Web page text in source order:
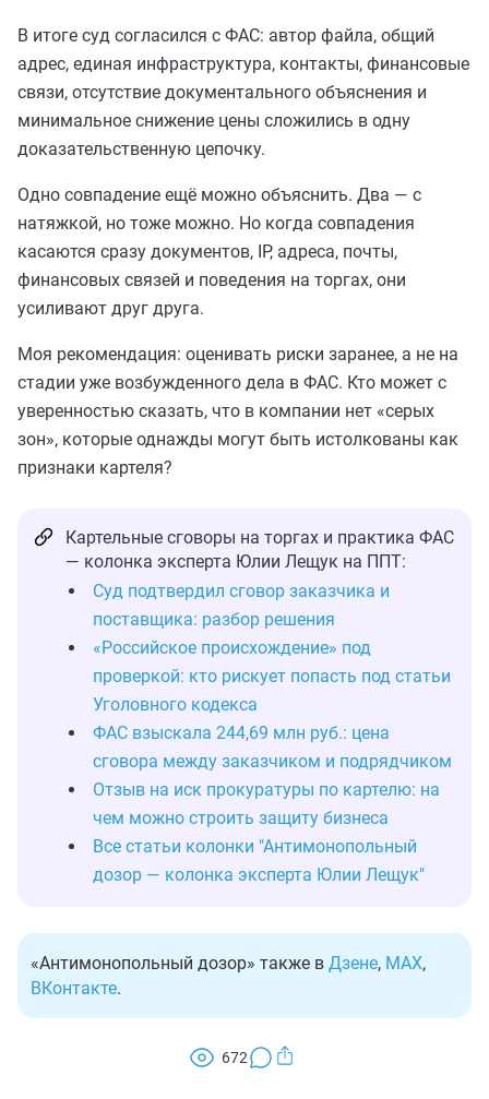
В итоге суд согласился с ФАС: автор файла, общий
адрес, единая инфраструктура, контакты, финансовые
связи, отсутствие документального объяснения и
минимальное снижение цены сложились в одну
доказательственную цепочку.
Одно совпадение ещё можно объяснить. Два — с
натяжкой, но тоже можно. Но когда совпадения
касаются сразу документов, IP, адреса, почты,
финансовых связей и поведения на торгах, они
усиливают друг друга.
Моя рекомендация: оценивать риски заранее, а не на
стадии уже возбужденного дела в ФАС. Кто может с
уверенностью сказать, что в компании нет «серых
зон», которые однажды могут быть истолкованы как
признаки картеля?
Картельные сговоры на торгах и практика ФАС
— колонка эксперта Юлии Лещук на ППТ:
Суд подтвердил сговор заказчика и
поставщика: разбор решения
«Российское происхождение» под
проверкой: кто рискует попасть под статьи
Уголовного кодекса
ФАС взыскала 244,69 млн руб.: цена
сговора между заказчиком и подрядчиком
Отзыв на иск прокуратуры по картелю: на
чем можно строить защиту бизнеса
Все статьи колонки "Антимонопольный
дозор — колонка эксперта Юлии Лещук"
«Антимонопольный дозор» также в Дзене, MAX,
ВКонтакте.
672